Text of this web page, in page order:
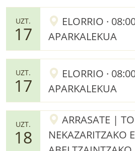
UZT.
17
ELORRIO ·
APARKALEKUA
UZT.
17
ELORRIO ·
APARKALEKUA
UZT.
18
ARRASATE |
NEKAZARITZAKO